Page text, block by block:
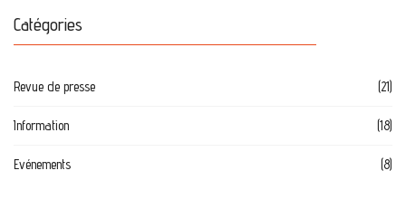
Catégories
Revue de presse (21)
Information (18)
Evénements (8)